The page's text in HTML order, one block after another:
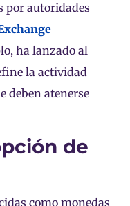
por autoridades
ha lanzado al
la actividad
deben atenerse
de
como monedas